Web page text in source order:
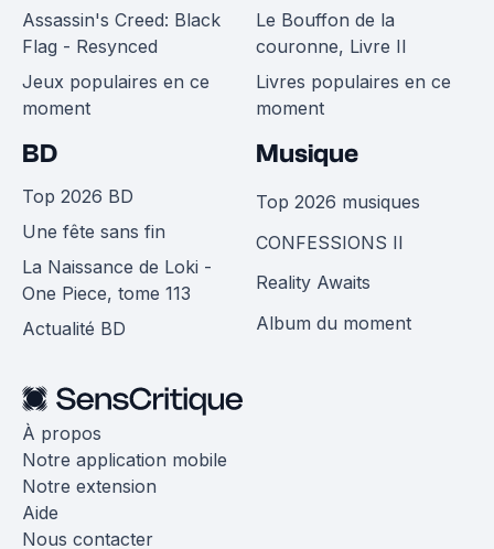
Assassin's Creed: Black
Flag - Resynced
Jeux populaires en ce
moment
Le Bouffon de la
couronne, Livre II
Livres populaires en ce
moment
BD
Top 2026 BD
Une fête sans fin
La Naissance de Loki -
One Piece, tome 113
Actualité BD
Musique
Top 2026 musiques
CONFESSIONS II
Reality Awaits
Album du moment
À propos
Notre application mobile
Notre extension
Aide
Nous contacter